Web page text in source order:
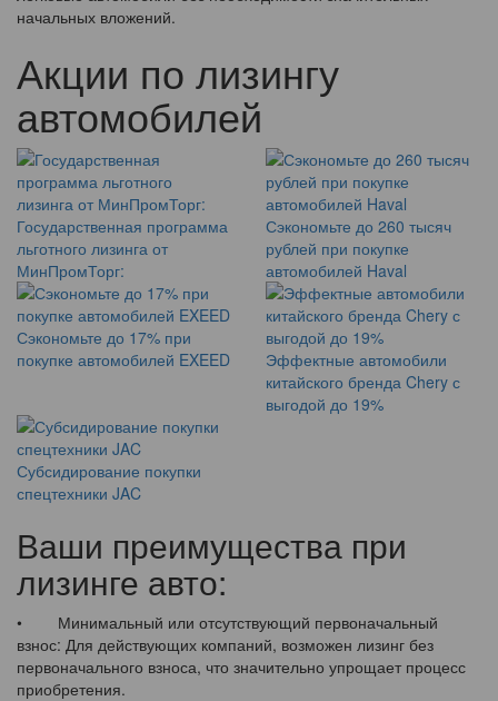
начальных вложений.
Акции по лизингу
автомобилей
Государственная программа
льготного лизинга от
МинПромТорг:
Сэкономьте до 260 тысяч
рублей при покупке
автомобилей Haval
Сэкономьте до 17% при
покупке автомобилей EXEED
Эффектные автомобили
китайского бренда Chery с
выгодой до 19%
Субсидирование покупки
спецтехники JAC
Ваши преимущества при
лизинге авто:
• Минимальный или отсутствующий первоначальный
взнос: Для действующих компаний, возможен лизинг без
первоначального взноса, что значительно упрощает процесс
приобретения.